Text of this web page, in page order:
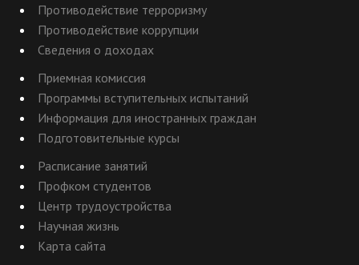
Противодействие терроризму
Противодействие коррупции
Сведения о доходах
Приемная комиссия
Программы вступительных испытаний
Информация для иностранных граждан
Подготовительные курсы
Расписание занятий
Профком студентов
Центр трудоустройства
Научная жизнь
Карта сайта